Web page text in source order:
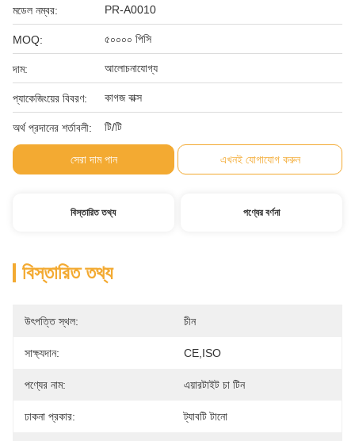
মডেল নম্বর: PR-A0010
MOQ: ৫০০০০ পিসি
দাম: আলোচনাযোগ্য
প্যাকেজিংয়ের বিবরণ: কাগজ বাক্স
অর্থ প্রদানের শর্তাবলী: টি/টি
সেরা দাম পান এখনই যোগাযোগ করুন
বিস্তারিত তথ্য পণ্যের বর্ণনা
বিস্তারিত তথ্য
উৎপত্তি স্থল: চীন
সাক্ষ্যদান: CE,ISO
পণ্যের নাম: এয়ারটাইট চা টিন
ঢাকনা প্রকার: ট্যাবটি টানো